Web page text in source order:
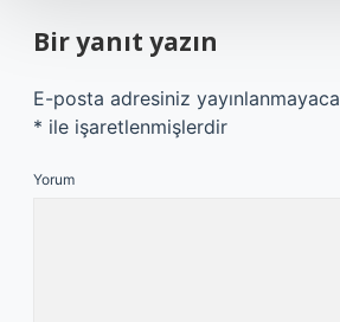
Bir yanıt yazın
E-posta adresiniz
* ile işaretlenmişlerdir
Yorum